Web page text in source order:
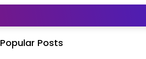
Popular Posts